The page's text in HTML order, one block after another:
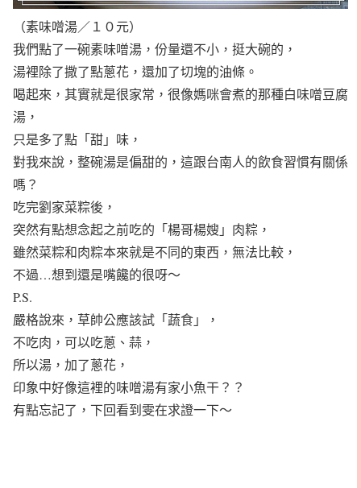
（素味噌湯／１０元）
我們點了一碗素味噌湯，份量還不小，挺大碗的，
湯裡除了撒了點蔥花，還加了切塊的油條。
喝起來，其實就是很家常，很像媽咪會煮的那種白味噌豆腐
湯，
只是多了點「甜」味，
對我來說，整碗湯是偏甜的，這跟台南人的飲食習慣有關係
嗎？
吃完劉家菜粽後，
突然有點想念起之前吃的「楊哥楊嫂」肉粽，
雖然菜粽和肉粽本來就是不同的東西，無法比較，
不過…想到還是嘴饞的很呀～
P.S.
嚴格說來，草帥公應該試「蔬食」，
不吃肉，可以吃蔥、蒜，
所以湯，加了蔥花，
印象中好像這裡的味噌湯有家小魚干？？
有點忘記了，下回看到雯在求證一下～